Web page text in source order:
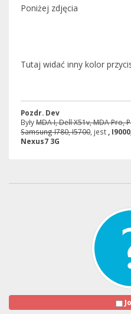
Poniżej zdjęcia
Tutaj widać inny kolor
Pozdr. Dev
ByłyMDA I, Dell X51v, MDA Pro,
Samsung I780, I5700, jest,
Nexus7 3G